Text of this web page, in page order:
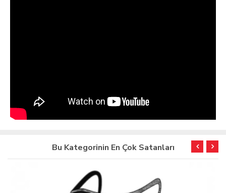
Bu Kategorinin En Çok Satanları